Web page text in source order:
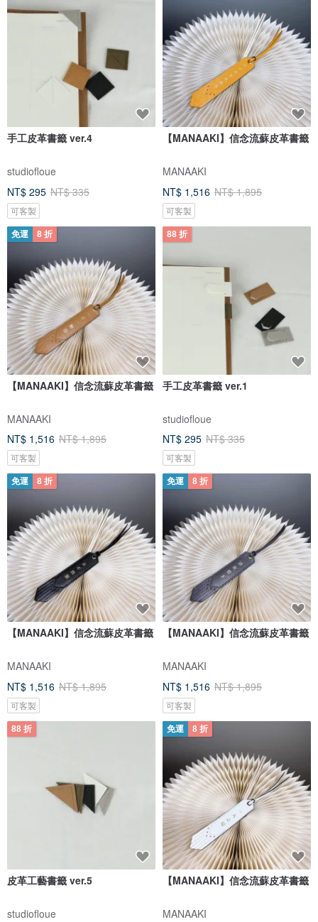
手工皮革書籤 ver.4
studiofloue
NT$ 295 NT$ 335
可客製
【MANAAKI】信念流蘇皮革書籤
MANAAKI
NT$ 1,516 NT$ 1,895
可客製
免運 8 折
【MANAAKI】信念流蘇皮革書籤
MANAAKI
NT$ 1,516 NT$ 1,895
可客製
88 折
手工皮革書籤 ver.1
studiofloue
NT$ 295 NT$ 335
可客製
免運 8 折
【MANAAKI】信念流蘇皮革書籤
MANAAKI
NT$ 1,516 NT$ 1,895
可客製
免運 8 折
【MANAAKI】信念流蘇皮革書籤
MANAAKI
NT$ 1,516 NT$ 1,895
可客製
88 折
皮革工藝書籤 ver.5
studiofloue
免運 8 折
【MANAAKI】信念流蘇皮革書籤
MANAAKI